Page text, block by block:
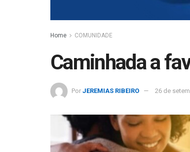
Home COMUNIDADE
Caminhada a
Por JEREMIAS RIBEIRO 26 de